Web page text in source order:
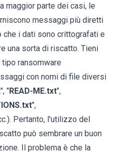
maggior parte dei casi, le
messaggi più diretti
i dati sono crittografati e
una sorta di riscatto. Tieni
ransomware
con nomi di file diversi
", "READ-ME.txt",
",
Pertanto, l'utilizzo del
può sembrare un buon
Il problema è che la